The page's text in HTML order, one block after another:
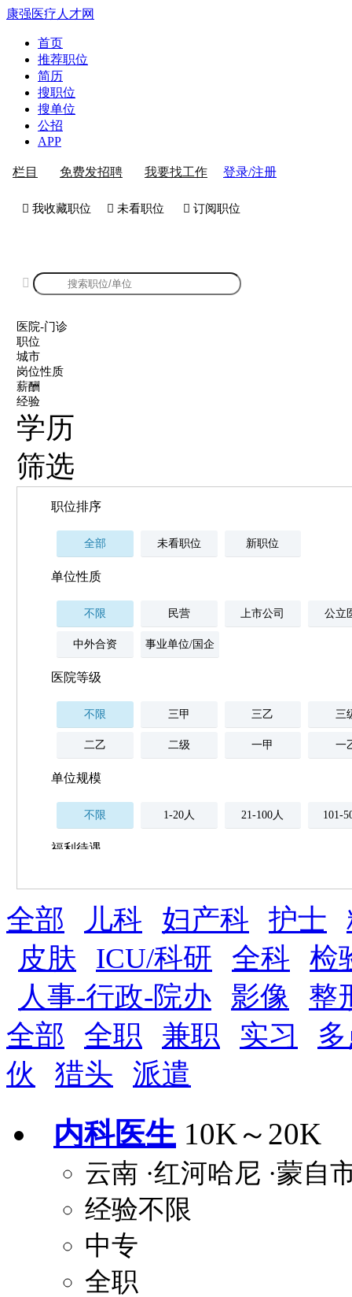
康强医疗人才网
首页
推荐职位
简历
搜职位
搜单位
公招
APP
栏目 免费发招聘 我要找工作 登录/注册
 我收藏职位  未看职位  订阅职位

医院-门诊
职位
城市
岗位性质
薪酬
经验
学历
筛选
职位排序
全部 未看职位 新职位
单位性质
不限 民营 上市公司 公立
中外合资 事业单位/国企
医院等级
不限 三甲 三乙 三
二乙 二级 一甲 一
单位规模
不限 1-20人 21-100人 101-
福利待遇
薪资与社保
五险 住房公积金 企业
全勤奖 加班补助 全薪病假 股票
法定节假日三薪 工龄奖 带薪年假 年终
晋升与政策
8小时工作制 周末双休
关怀与福利
包住 包吃 住房补贴 餐
定期团建 节日福利
解决户口
员工旅游
全部 儿科 妇产科 护士
皮肤
ICU/科研 全科
检
人事-行政-院办
影像
整
全部
全职 兼职 实习
伙
猎头 派遣
内科医生 10K～20K
云南 ·红河哈尼 ·蒙自
经验不限
中专
全职